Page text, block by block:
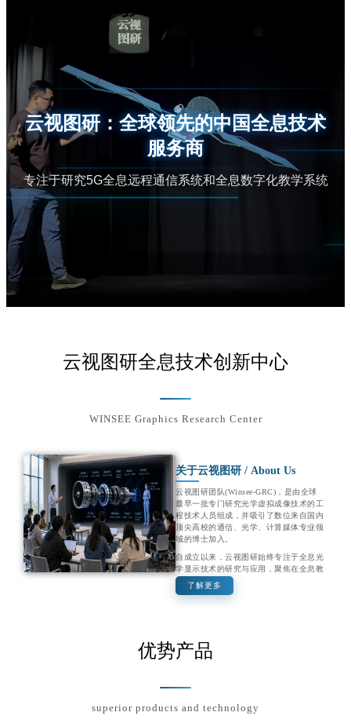
云视图研：全球领先的中国全息技术
服务商
专注于研究5G全息远程通信系统和全息数字化教学系统
云视图研全息技术创新中心
WINSEE Graphics Research Center
关于云视图研 / About Us
云视图研团队(Winsee-GRC)，是由全球
最早一批专门研究光学虚拟成像技术的工
程技术人员组成，并吸引了数位来自国内
顶尖高校的通信、光学、计算媒体专业领
域的博士加入。
自成立以来，云视图研始终专注于全息光
学显示技术的研究与应用，聚焦在全息教
育和全息通信两个关键领域，已取得了诸
多在行业内具有重要影响力的成果。
向标；此外在全息通信领域云视图研也进
行了持续的研发投入与创新，先后推出了
四家研究院、十一家省级电信公司建立了
业务与技术合作关系。
了解更多
优势产品
superior products and technology